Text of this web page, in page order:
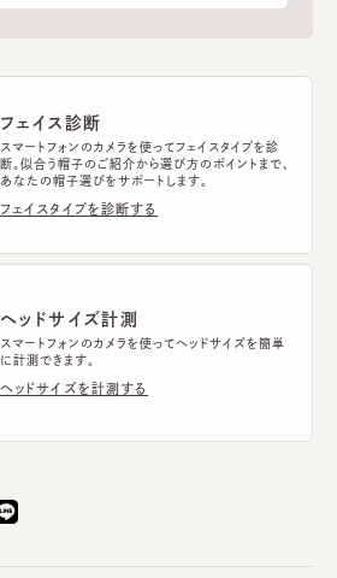
フェイス診断
スマートフォンのカメラを使ってフェイスタイプを診
断。似合う帽子のご紹介から選び方のポイントまで、
あなたの帽子選びをサポートします。
フェイスタイプを診断する
ヘッドサイズ計測
スマートフォンのカメラを使ってヘッドサイズを簡単
に計測できます。
ヘッドサイズを計測する